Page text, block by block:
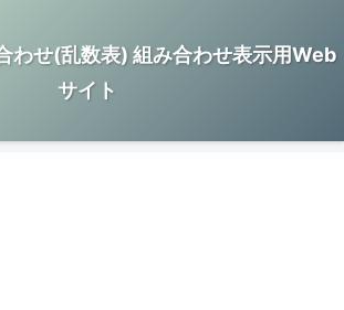
わせ(乱数表) 組み合わせ表示用Web
サイト